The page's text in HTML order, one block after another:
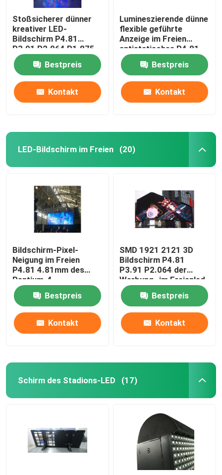
Stoßsicherer dünner
kreativer LED-
Bildschirm P4.81
P3.91 P2.064 P1.875
Bestpreis
Kontakt
Lumineszierende dünne
flexible geführte
Anzeige im Freien
antistatisches P4.81
Bestpreis
Kontakt
LED-Bildschirm im Freien (20)
Bildschirm-Pixel-
Neigung im Freien
P4.81 4.81mm des
Pentium-4
kommerzielle LED
Bestpreis
Kontakt
SMD 1921 2121 3D
Bildschirm P4.81
P3.91 P2.064 der
Werbung- im Freienled
Bestpreis
Kontakt
Schirm des Stadions-LED (17)